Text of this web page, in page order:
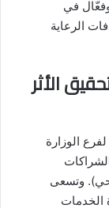
في
الرعاية
الأثر
الوزارة
وتسعى
الخدمات